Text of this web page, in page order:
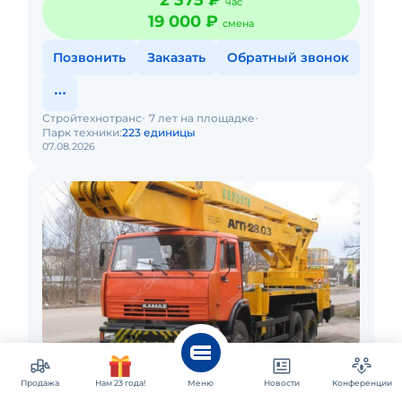
19 000 ₽ смена
Позвонить Заказать Обратный звонок
07.08.2026
Стройтехнотранс 7 лет на площадке
Парк техники:223 единицы
Аренда автовышки АГП-22.04
Продажа Нам 23 года! Меню Новости Конференции